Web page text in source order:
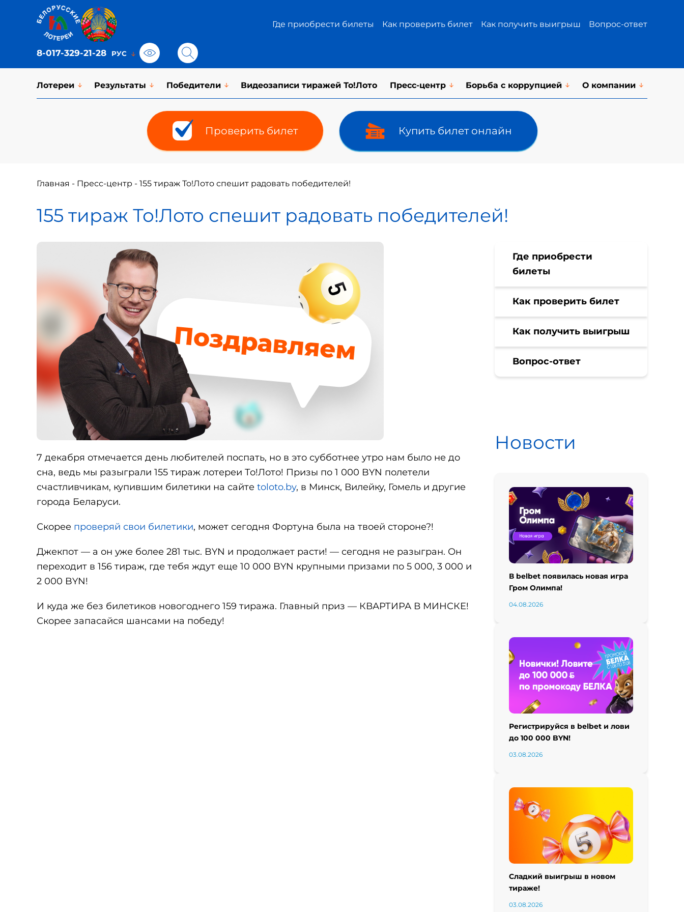
Где приобрести билеты Как проверить билет Как получить выигрыш Вопрос-ответ
8-017-329-21-28
Лотереи Результаты Победители Видеозаписи тиражей То!Лото Пресс-центр Борьба с коррупцией О компании
Проверить билет Купить билет онлайн
Главная - Пресс-центр - 155 тираж То!Лото спешит радовать победителей!
155 тираж То!Лото спешит радовать победителей!
7 декабря отмечается день любителей поспать, но в это субботнее утро нам было не до
сна, ведь мы разыграли 155 тираж лотереи То!Лото! Призы по 1 000 BYN полетели
счастливчикам, купившим билетики на сайте toloto.by, в Минск, Вилейку, Гомель и другие
города Беларуси.
Скорее проверяй свои билетики, может сегодня Фортуна была на твоей стороне?!
Джекпот — а он уже более 281 тыс. BYN и продолжает расти! — сегодня не разыгран. Он
переходит в 156 тираж, где тебя ждут еще 10 000 BYN крупными призами по 5 000, 3 000 и
2 000 BYN!
И куда же без билетиков новогоднего 159 тиража. Главный приз — КВАРТИРА В МИНСКЕ!
Скорее запасайся шансами на победу!
Где приобрести
билеты
Как проверить билет
Как получить выигрыш
Вопрос-ответ
Новости
В belbet появилась новая игра
Гром Олимпа!
04.08.2026
Регистрируйся в belbet и лови
до 100 000 BYN!
03.08.2026
Сладкий выигрыш в новом
тираже!
03.08.2026